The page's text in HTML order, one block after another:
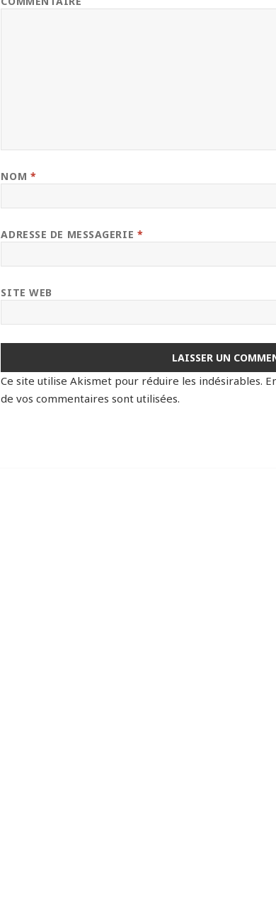
NOM *
ADRESSE DE MESSAGERIE *
SITE WEB
Ce site utilise Akismet pour réduire les indésirables.
de vos commentaires sont utilisées.